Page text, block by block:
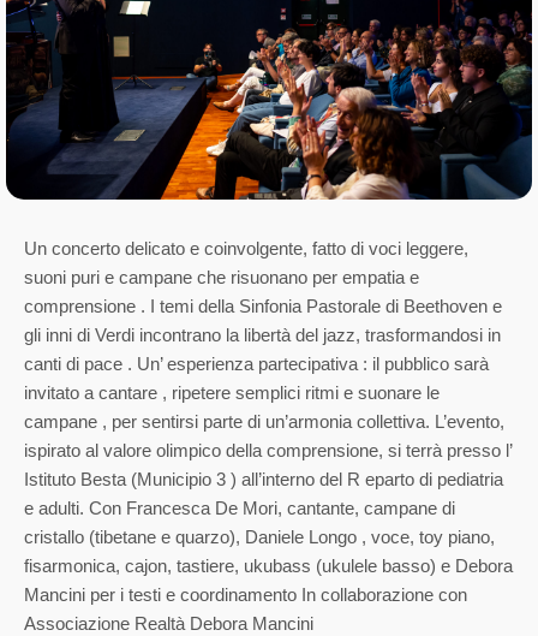
Un concerto delicato e coinvolgente, fatto di voci leggere,
suoni puri e campane che risuonano per empatia e
comprensione . I temi della Sinfonia Pastorale di Beethoven e
gli inni di Verdi incontrano la libertà del jazz, trasformandosi in
canti di pace . Un’ esperienza partecipativa : il pubblico sarà
invitato a cantare , ripetere semplici ritmi e suonare le
campane , per sentirsi parte di un’armonia collettiva. L’evento,
ispirato al valore olimpico della comprensione, si terrà presso l’
Istituto Besta (Municipio 3 ) all’interno del R eparto di pediatria
e adulti. Con Francesca De Mori, cantante, campane di
cristallo (tibetane e quarzo), Daniele Longo , voce, toy piano,
fisarmonica, cajon, tastiere, ukubass (ukulele basso) e Debora
Mancini per i testi e coordinamento In collaborazione con
Associazione Realtà Debora Mancini